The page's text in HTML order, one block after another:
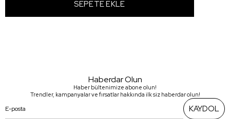
Haberdar Olun
Haber bültenimize abone olun!
Trendler, kampanyalar ve fırsatlar hakkında ilk siz haberdar olun!
KAYDOL